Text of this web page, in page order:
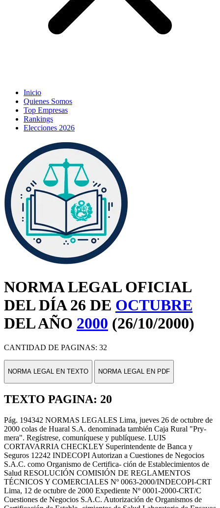
Inicio
Quienes Somos
Top Empresas
Rankings
Elecciones 2026
NORMA LEGAL OFICIAL
DEL DÍA 26 DE OCTUBRE
DEL AÑO 2000 (26/10/2000)
CANTIDAD DE PAGINAS: 32
NORMA LEGAL EN TEXTO NORMA LEGAL EN PDF
TEXTO PAGINA: 20
Pág. 194342 NORMAS LEGALES Lima, jueves 26 de octubre de
2000 colas de Huaral S.A. denominada también Caja Rural "Pry-
mera". Regístrese, comuníquese y publíquese. LUIS
CORTAVARRIA CHECKLEY Superintendente de Banca y
Seguros 12242 INDECOPI Autorizan a Cuestiones de Negocios
S.A.C. como Organismo de Certifica- ción de Establecimientos de
Salud RESOLUCIÓN COMISIÓN DE REGLAMENTOS
TÉCNICOS Y COMERCIALES Nº 0063-2000/INDECOPI-CRT
Lima, 12 de octubre de 2000 Expediente Nº 0001-2000-CRT/C
Cuestiones de Negocios S.A.C. Autorización de Organismos de